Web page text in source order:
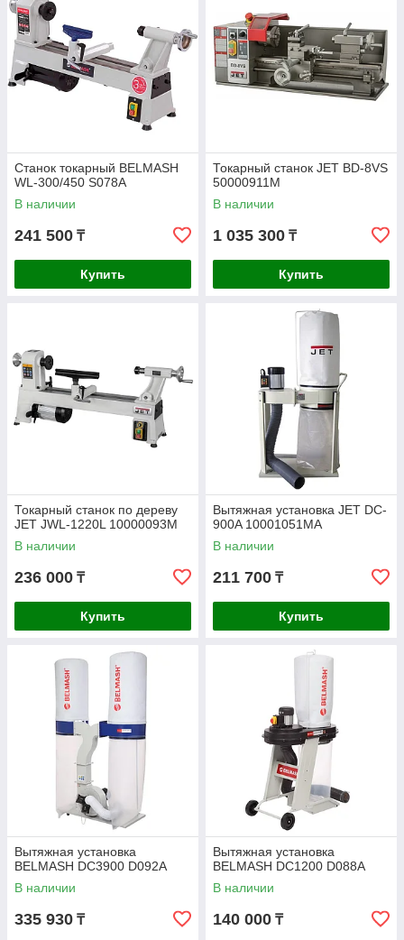
Станок токарный BELMASH
WL-300/450 S078A
В наличии
241 500 ₸
Купить
Токарный станок JET BD-8VS
50000911M
В наличии
1 035 300 ₸
Купить
Токарный станок по дереву
JET JWL-1220L 10000093M
В наличии
236 000 ₸
Купить
Вытяжная установка JET DC-
900A 10001051MA
В наличии
211 700 ₸
Купить
Вытяжная установка
BELMASH DC3900 D092A
В наличии
335 930 ₸
Вытяжная установка
BELMASH DC1200 D088A
В наличии
140 000 ₸